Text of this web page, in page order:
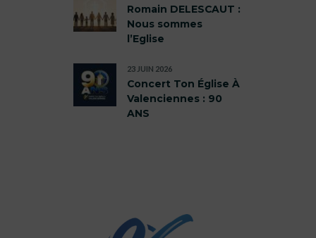
Romain DELESCAUT :
Nous sommes
l’Eglise
Concert Ton Église À
Valenciennes : 90
ANS
23 JUIN 2026